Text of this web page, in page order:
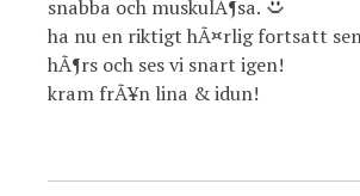
snabba och muskulÃ¶sa.
ha nu en riktigt hÃ¤rlig fortsatt
hÃ¶rs och ses vi snart igen!
kram frÃ¥n lina & idun!